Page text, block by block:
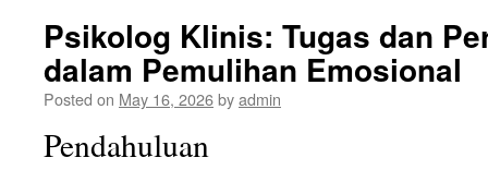
Psikolog Klinis: Tugas dan
dalam Pemulihan Emosional
Posted on May 16, 2026byadmin
Pendahuluan